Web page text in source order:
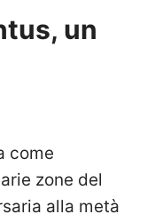
un
come
zone del
alla metà